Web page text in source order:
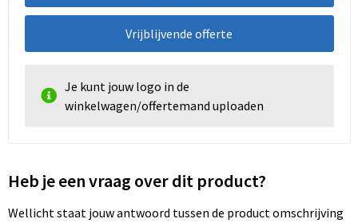
Vrijblijvende offerte
Je kunt jouw logo in de
winkelwagen/offertemand uploaden
Heb je een vraag over dit product?
Wellicht staat jouw antwoord tussen de product omschrijving